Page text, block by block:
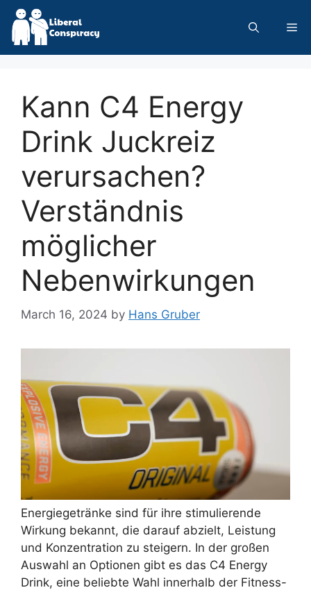
Skip
content
Kann C4 Energy
Drink Juckreiz
verursachen?
Verständnis
möglicher
Nebenwirkungen
March 16, 2024 by Hans Gruber
Energiegetränke sind für ihre stimulierende
Wirkung bekannt, die darauf abzielt, Leistung
und Konzentration zu steigern. In der großen
Auswahl an Optionen gibt es das C4 Energy
Drink, eine beliebte Wahl innerhalb der Fitness-